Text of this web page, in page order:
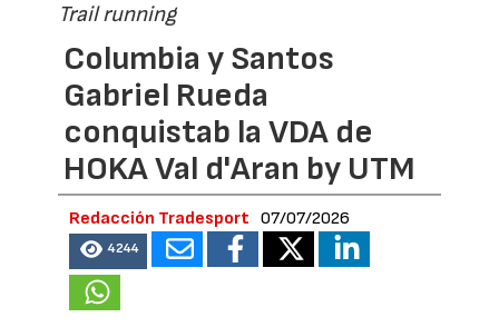
Trail running
Columbia y Santos
Gabriel Rueda
conquistab la VDA de
HOKA Val d'Aran by UTM
Redacción Tradesport 07/07/2026
4244